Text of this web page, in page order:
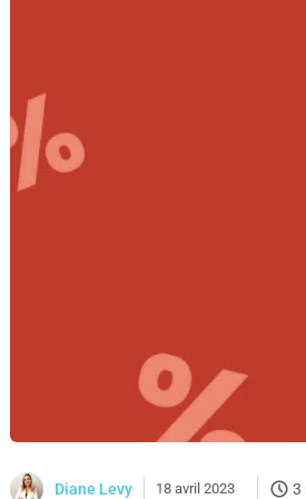
Diane Levy 18 avril 2023 3